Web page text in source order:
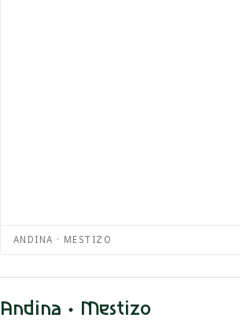
ANDINA · MESTIZO
Andina · Mestizo